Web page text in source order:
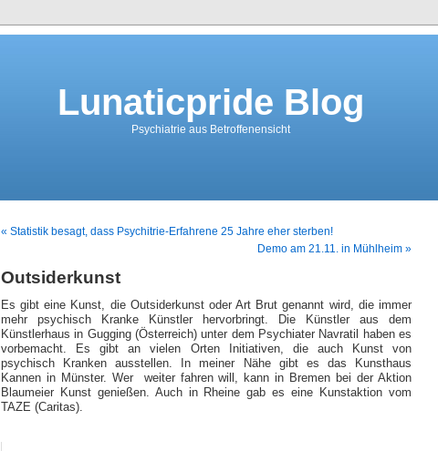
Lunaticpride Blog
Psychiatrie aus Betroffenensicht
« Statistik besagt, dass Psychitrie-Erfahrene 25 Jahre eher sterben!
Demo am 21.11. in Mühlheim »
Outsiderkunst
Es gibt eine Kunst, die Outsiderkunst oder Art Brut genannt wird, die immer
mehr psychisch Kranke Künstler hervorbringt. Die Künstler aus dem
Künstlerhaus in Gugging (Österreich) unter dem Psychiater Navratil haben es
vorbemacht. Es gibt an vielen Orten Initiativen, die auch Kunst von
psychisch Kranken ausstellen. In meiner Nähe gibt es das Kunsthaus
Kannen in Münster. Wer weiter fahren will, kann in Bremen bei der Aktion
Blaumeier Kunst genießen. Auch in Rheine gab es eine Kunstaktion vom
TAZE (Caritas).